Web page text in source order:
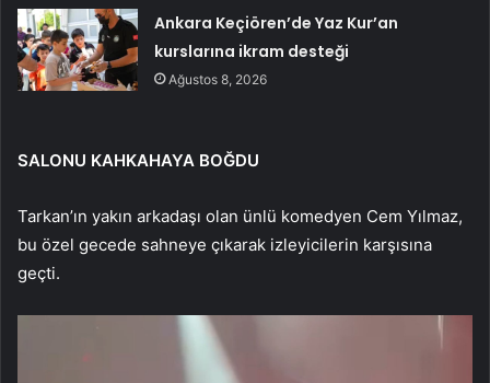
Ankara Keçiören’de Yaz Kur’an
kurslarına ikram desteği
Ağustos 8, 2026
SALONU KAHKAHAYA BOĞDU
Tarkan’ın yakın arkadaşı olan ünlü komedyen Cem Yılmaz,
bu özel gecede sahneye çıkarak izleyicilerin karşısına
geçti.